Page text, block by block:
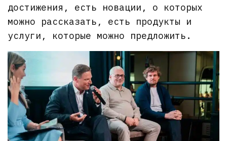
достижения, есть новации, о которых
можно рассказать, есть продукты и
услуги, которые можно предложить.